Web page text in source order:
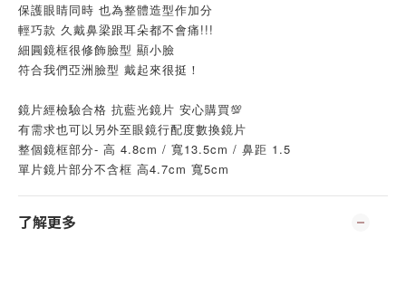
保護眼睛同時 也為整體造型作加分
輕巧款 久戴鼻梁跟耳朵都不會痛!!!
細圓鏡框很修飾臉型 顯小臉
符合我們亞洲臉型 戴起來很挺！
鏡片經檢驗合格 抗藍光鏡片 安心購買💯
有需求也可以另外至眼鏡行配度數換鏡片
整個鏡框部分- 高 4.8cm / 寬13.5cm / 鼻距 1.5
單片鏡片部分不含框 高4.7cm 寬5cm
了解更多